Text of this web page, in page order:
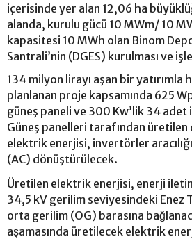
içerisinde yer alan 12,06 ha
alanda, kurulu gücü 10 MWm/ 10
kapasitesi 10 MWh olan Binom
Santrali’nin (DGES) kurulması ve
134 milyon lirayı aşan bir yatırımla
planlanan proje kapsamında 625
güneş paneli ve 300 Kw’lik 34
Güneş panelleri tarafından üretilen
elektrik enerjisi, invertörler
(AC) dönüştürülecek.
Üretilen elektrik enerjisi, enerji iletim
34,5 kV gerilim seviyesindeki
orta gerilim (OG) barasına
aşamasında üretilecek elektrik